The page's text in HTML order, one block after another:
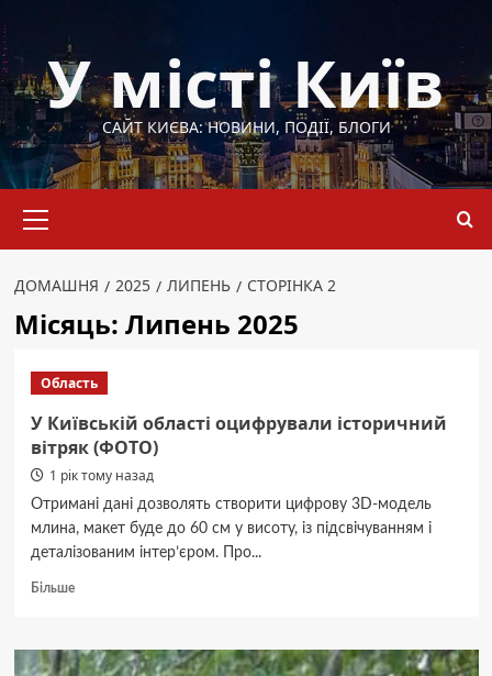
до
вмістуУ місті Київ
САЙТ КИЄВА: НОВИНИ, ПОДІЇ, БЛОГИ
меню
ДОМАШНЯ 2025 ЛИПЕНЬ СТОРІНКА 2
Місяць: Липень 2025
Область
У Київській області оцифрували історичний
вітряк (ФОТО)
1 рік тому назад
Отримані дані дозволять створити цифрову 3D-модель
млина, макет буде до 60 см у висоту, із підсвічуванням і
деталізованим інтер’єром. Про...
БільшеДокладніше
Київській
області